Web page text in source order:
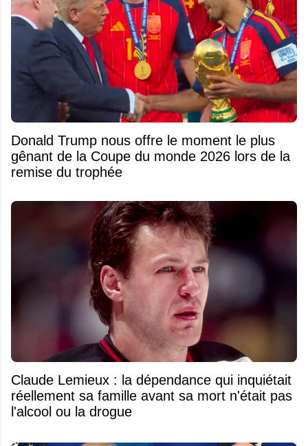
Donald Trump nous offre le moment le plus
gênant de la Coupe du monde 2026 lors de la
remise du trophée
Claude Lemieux : la dépendance qui inquiétait
réellement sa famille avant sa mort n'était pas
l'alcool ou la drogue